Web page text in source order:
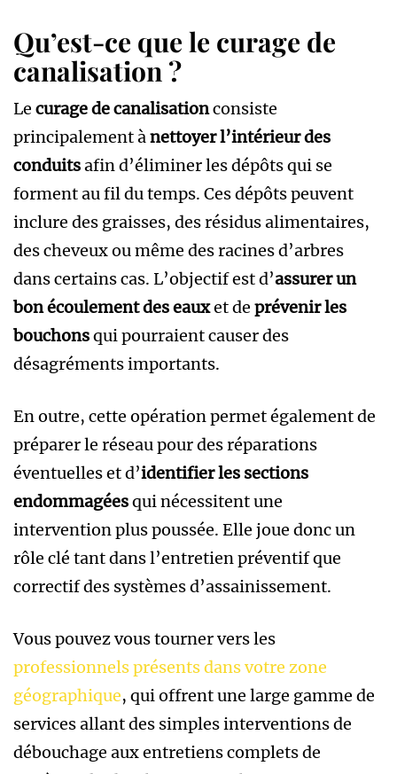
Qu’est-ce que le curage de
canalisation ?
Le curage de canalisationconsiste
principalement ànettoyer l’intérieur des
conduitsafin d’éliminer les dépôts qui se
forment au fil du temps. Ces dépôts peuvent
inclure des graisses, des résidus alimentaires,
des cheveux ou même des racines d’arbres
dans certains cas. L’objectif est d’assurer un
bon écoulement des eauxet de prévenir les
bouchonsqui pourraient causer des
désagréments importants.
En outre, cette opération permet également de
préparer le réseau pour des réparations
éventuelles et d’identifier les sections
endommagéesqui nécessitent une
intervention plus poussée. Elle joue donc un
rôle clé tant dans l’entretien préventif que
correctif des systèmes d’assainissement.
Vous pouvez vous tourner vers les
professionnels présents dans votre zone
géographique, qui offrent une large gamme de
services allant des simples interventions de
débouchage aux entretiens complets de